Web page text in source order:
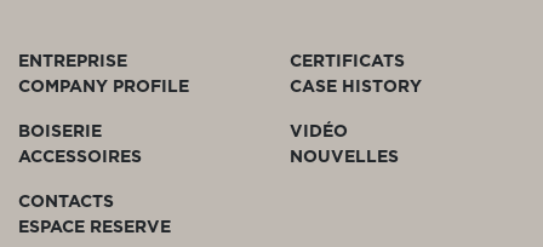
ENTREPRISE
COMPANY PROFILE
CERTIFICATS
CASE HISTORY
BOISERIE
ACCESSOIRES
VIDÉO
NOUVELLES
CONTACTS
ESPACE RESERVE